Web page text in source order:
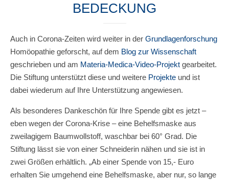
BEDECKUNG
Auch in Corona-Zeiten wird weiter in der Grundlagenforschung
Homöopathie geforscht, auf dem Blog zur Wissenschaft
geschrieben und am Materia-Medica-Video-Projekt gearbeitet.
Die Stiftung unterstützt diese und weitere Projekte und ist
dabei wiederum auf Ihre Unterstützung angewiesen.
Als besonderes Dankeschön für Ihre Spende gibt es jetzt –
eben wegen der Corona-Krise – eine Behelfsmaske aus
zweilagigem Baumwollstoff, waschbar bei 60° Grad. Die
Stiftung lässt sie von einer Schneiderin nähen und sie ist in
zwei Größen erhältlich. „Ab einer Spende von 15,- Euro
erhalten Sie umgehend eine Behelfsmaske, aber nur, so lange